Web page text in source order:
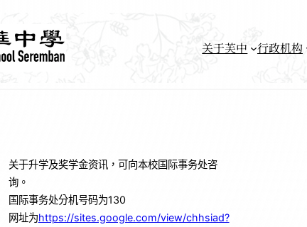
关于芙中 行政机构
关于升学及奖学金资讯，可向本校国际事务处咨
询。
国际事务处分机号码为130
网址为https://sites.google.com/view/chhsiad?